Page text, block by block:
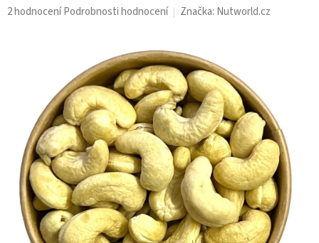
Průměrné
hvězdiček.
2 hodnoceníPodrobnosti hodnocení Značka: Nutworld.cz